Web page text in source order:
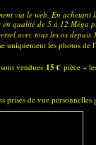
via le web. En achetant
qualité de 5 à 12 Méga
avec tous les os depuis
uniquement les photos de
vendues 15 € pièce +
de vue